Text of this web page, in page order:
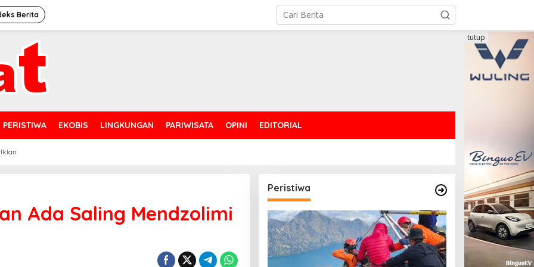
Berita
PERISTIWA EKOBIS LINGKUNGAN PARIWISATA OPINI EDITORIAL
tutup
Ada Saling Mendzolimi
Peristiwa